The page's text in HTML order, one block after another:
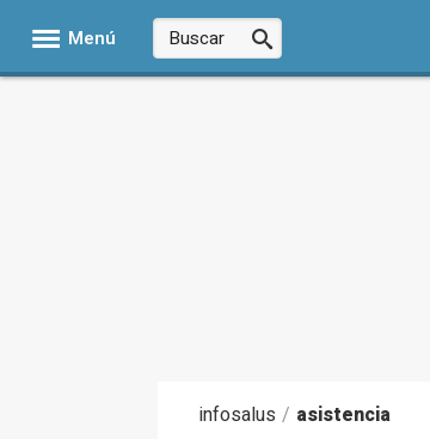
Menú
infosalus / asistencia